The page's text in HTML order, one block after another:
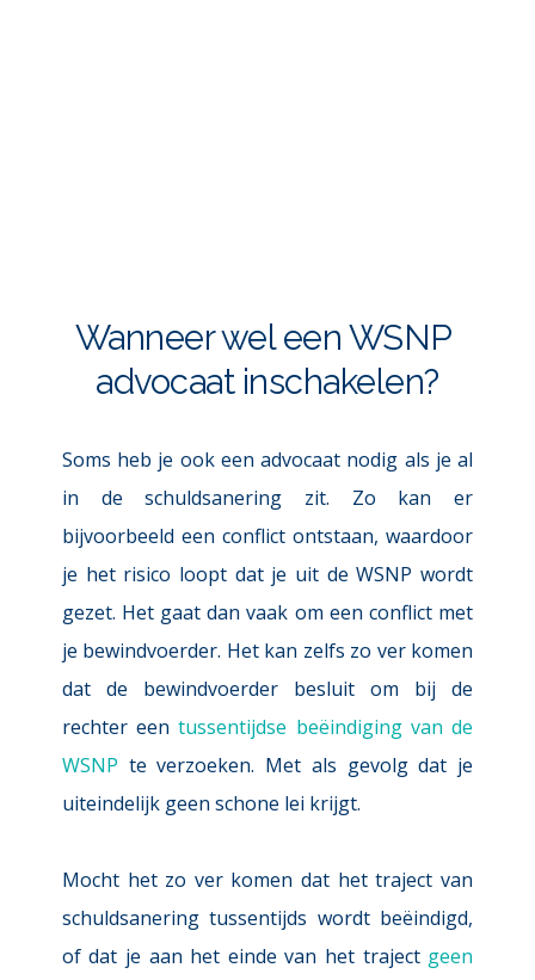
Wanneer wel een WSNP
advocaat inschakelen?
Soms heb je ook een advocaat nodig als je al
in de schuldsanering zit. Zo kan er
bijvoorbeeld een conflict ontstaan, waardoor
je het risico loopt dat je uit de WSNP wordt
gezet. Het gaat dan vaak om een conflict met
je bewindvoerder. Het kan zelfs zo ver komen
dat de bewindvoerder besluit om bij de
rechter een tussentijdse beëindiging van de
WSNP te verzoeken. Met als gevolg dat je
uiteindelijk geen schone lei krijgt.
Mocht het zo ver komen dat het traject van
schuldsanering tussentijds wordt beëindigd,
of dat je aan het einde van het traject geen